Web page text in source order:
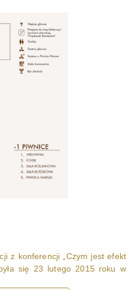
z konferencji „Czym jest efekt
się 23 lutego 2015 roku w